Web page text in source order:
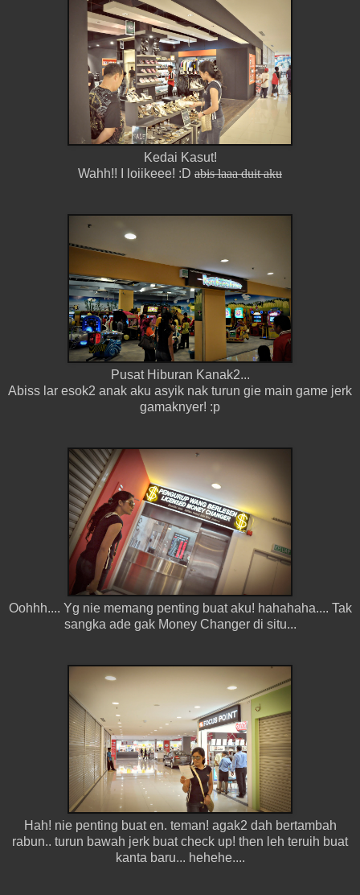
Kedai Kasut!
Wahh!! I loiikeee! :D abis laaa duit aku
Pusat Hiburan Kanak2...
Abiss lar esok2 anak aku asyik nak turun gie main game jerk
gamaknyer! :p
Oohhh.... Yg nie memang penting buat aku! hahahaha.... Tak
sangka ade gak Money Changer di situ...
Hah! nie penting buat en. teman! agak2 dah bertambah
rabun.. turun bawah jerk buat check up! then leh teruih buat
kanta baru... hehehe....